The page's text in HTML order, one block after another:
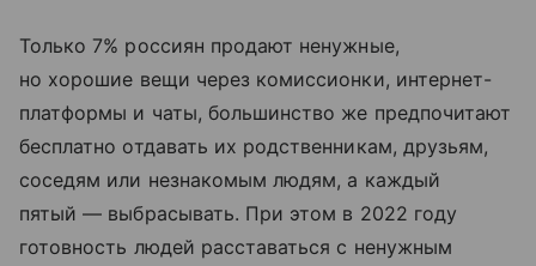
Только 7% россиян продают ненужные,
но хорошие вещи через комиссионки, интернет-
платформы и чаты, большинство же предпочитают
бесплатно отдавать их родственникам, друзьям,
соседям или незнакомым людям, а каждый
пятый — выбрасывать. При этом в 2022 году
готовность людей расставаться с ненужным